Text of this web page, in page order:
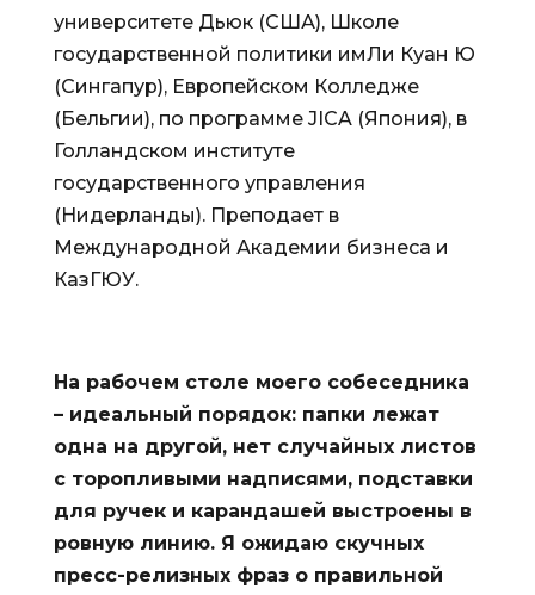
университете Дьюк (США), Школе
государственной политики имЛи Куан Ю
(Сингапур), Европейском Колледже
(Бельгии), по программе JICA (Япония), в
Голландском институте
государственного управления
(Нидерланды). Преподает в
Международной Академии бизнеса и
КазГЮУ.
На рабочем столе моего собеседника
– идеальный порядок: папки лежат
одна на другой, нет случайных листов
с торопливыми надписями, подставки
для ручек и карандашей выстроены в
ровную линию. Я ожидаю скучных
пресс-релизных фраз о правильной